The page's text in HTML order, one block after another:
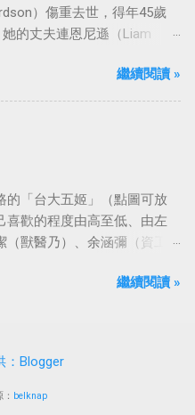
）傷重去世，得年45歲
她的丈夫連恩尼遜（Liam
給他們空間撫平傷痛。繼續閱讀 »
的「台大五姬」（點圖可放
喜歡的程度由高至低、由左
獸醫乃）、余涵彌（資工
劇依）；這五位正妹透過網
繼續閱讀 »
：Blogger
belknap